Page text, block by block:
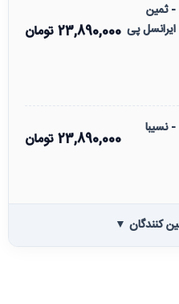
- ثمین
ایرانسل پی 23,890,000تومان
- نسیبا
23,890,000تومان
کنندگان ▼